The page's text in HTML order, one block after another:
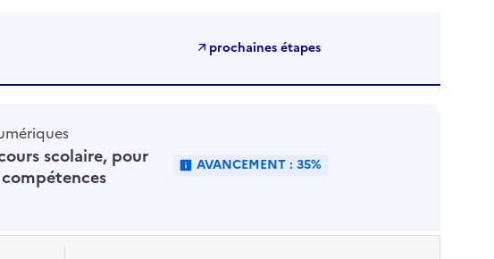
prochaines étapes
scolaire, pour
AVANCEMENT : 35%